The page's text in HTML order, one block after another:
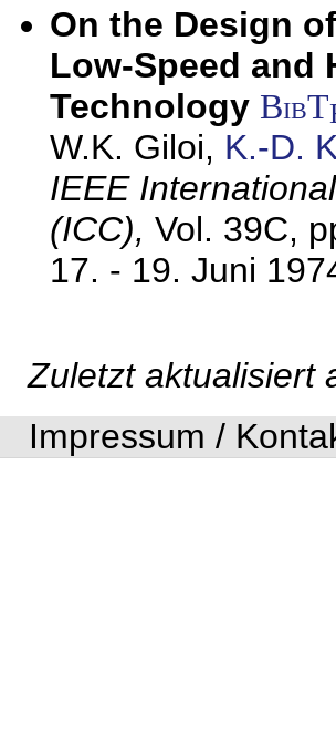
On the Design
Low-Speed and
Technology BibT
W.K. Giloi, K.-D.
IEEE
(ICC), Vol. 39C,
17. - 19. Juni
Zuletzt aktualisiert
Impressum /